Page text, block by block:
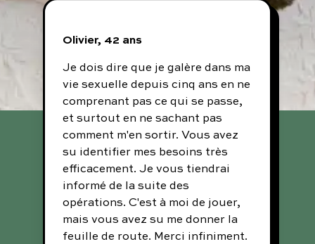
Olivier, 42 ans
Je dois dire que je galère dans ma
vie sexuelle depuis cinq ans en ne
comprenant pas ce qui se passe,
et surtout en ne sachant pas
comment m'en sortir. Vous avez
su identifier mes besoins très
efficacement. Je vous tiendrai
informé de la suite des
opérations. C'est à moi de jouer,
mais vous avez su me donner la
feuille de route. Merci infiniment.
Je